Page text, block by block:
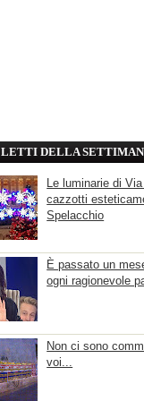
DELLA
Le luminarie di
cazzotti
Spelacchio
È passato un
ogni ragionevole
Non ci sono
voi...